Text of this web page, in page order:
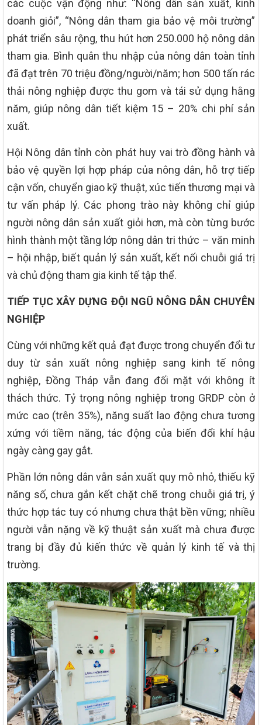
các cuộc vận động như: “Nông dân sản xuất, kinh
doanh giỏi”, “Nông dân tham gia bảo vệ môi trường”
phát triển sâu rộng, thu hút hơn 250.000 hộ nông dân
tham gia. Bình quân thu nhập của nông dân toàn tỉnh
đã đạt trên 70 triệu đồng/người/năm; hơn 500 tấn rác
thải nông nghiệp được thu gom và tái sử dụng hằng
năm, giúp nông dân tiết kiệm 15 – 20% chi phí sản
xuất.
Hội Nông dân tỉnh còn phát huy vai trò đồng hành và
bảo vệ quyền lợi hợp pháp của nông dân, hỗ trợ tiếp
cận vốn, chuyển giao kỹ thuật, xúc tiến thương mại và
tư vấn pháp lý. Các phong trào này không chỉ giúp
người nông dân sản xuất giỏi hơn, mà còn từng bước
hình thành một tầng lớp nông dân tri thức – văn minh
– hội nhập, biết quản lý sản xuất, kết nối chuỗi giá trị
và chủ động tham gia kinh tế tập thể.
TIẾP TỤC XÂY DỰNG ĐỘI NGŨ NÔNG DÂN CHUYÊN
NGHIỆP
Cùng với những kết quả đạt được trong chuyển đổi tư
duy từ sản xuất nông nghiệp sang kinh tế nông
nghiệp, Đồng Tháp vẫn đang đối mặt với không ít
thách thức. Tỷ trọng nông nghiệp trong GRDP còn ở
mức cao (trên 35%), năng suất lao động chưa tương
xứng với tiềm năng, tác động của biến đổi khí hậu
ngày càng gay gắt.
Phần lớn nông dân vẫn sản xuất quy mô nhỏ, thiếu kỹ
năng số, chưa gắn kết chặt chẽ trong chuỗi giá trị, ý
thức hợp tác tuy có nhưng chưa thật bền vững; nhiều
người vẫn nặng về kỹ thuật sản xuất mà chưa được
trang bị đầy đủ kiến thức về quản lý kinh tế và thị
trường.